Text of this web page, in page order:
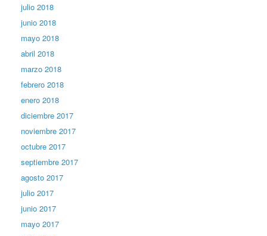
julio 2018
junio 2018
mayo 2018
abril 2018
marzo 2018
febrero 2018
enero 2018
diciembre 2017
noviembre 2017
octubre 2017
septiembre 2017
agosto 2017
julio 2017
junio 2017
mayo 2017